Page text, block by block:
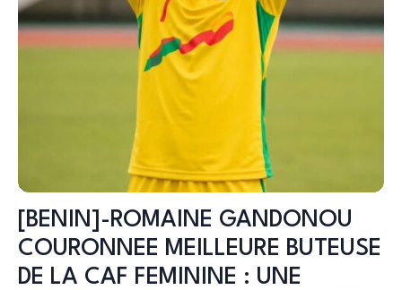
[BENIN]-ROMAINE GANDONOU
COURONNEE MEILLEURE BUTEUSE
DE LA CAF FEMININE : UNE